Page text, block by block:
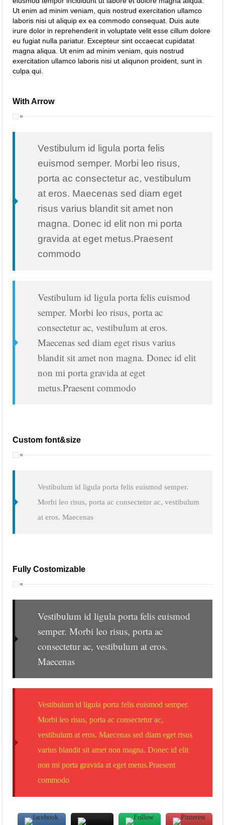
Ut enim ad minim veniam, quis nostrud exercitation ullamco
laboris nisi ut aliquip ex ea commodo consequat. Duis aute
irure dolor in reprehenderit in voluptate velit esse cillum dolore
eu fugiat nulla pariatur. Excepteur sint occaecat cupidatat
magna aliqua. Ut enim ad minim veniam, quis nostrud
exercitation ullamco laboris nisi ut aliqunon proident, sunt in
culpa qui.
With Arrow
Vestibulum id ligula porta felis
euismod semper. Morbi leo risus,
porta ac consectetur ac, vestibulum
at eros. Maecenas sed diam eget
risus varius blandit sit amet non
magna. Donec id elit non mi porta
gravida at eget metus.Praesent
commodo
Vestibulum id ligula porta felis euismod
semper. Morbi leo risus, porta ac
consectetur ac, vestibulum at eros.
Maecenas sed diam eget risus varius
blandit sit amet non magna. Donec id elit
non mi porta gravida at eget
metus.Praesent commodo
Custom font&size
Vestibulum id ligula porta felis euismod semper.
Morbi leo risus, porta ac consectetur ac, vestibulum
at eros. Maecenas
Fully Costomizable
Vestibulum id ligula porta felis euismod
semper. Morbi leo risus, porta ac
consectetur ac, vestibulum at eros.
Maecenas
Vestibulum id ligula porta felis euismod semper.
Morbi leo risus, porta ac consectetur ac,
vestibulum at eros. Maecenas sed diam eget risus
varius blandit sit amet non magna. Donec id elit
non mi porta gravida at eget metus.Praesent
commodo